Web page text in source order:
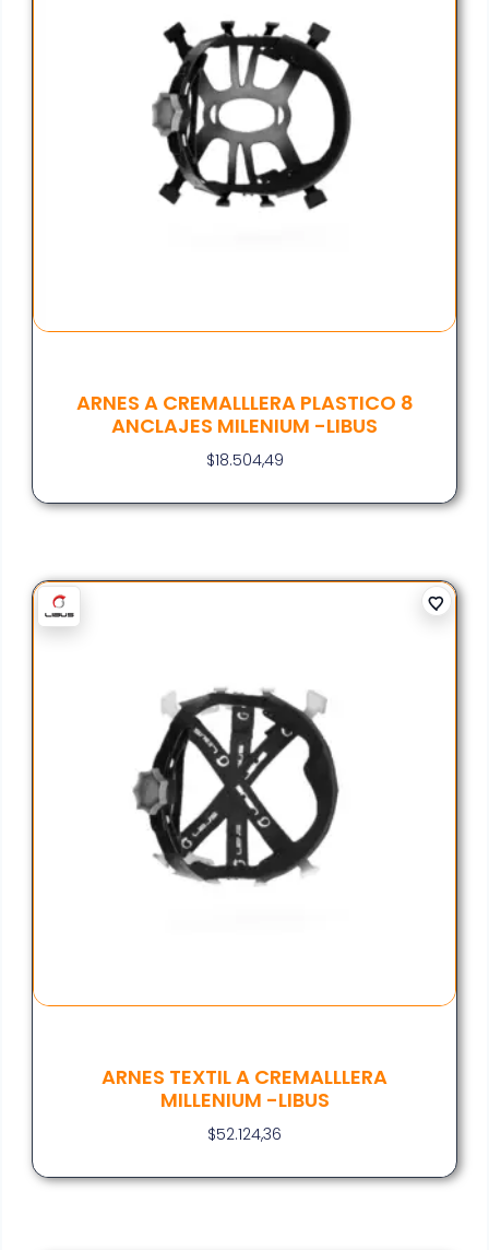
ARNES A CREMALLLERA PLASTICO 8
ANCLAJES MILENIUM -LIBUS
$18.504,49
ARNES TEXTIL A CREMALLLERA
MILLENIUM -LIBUS
$52.124,36